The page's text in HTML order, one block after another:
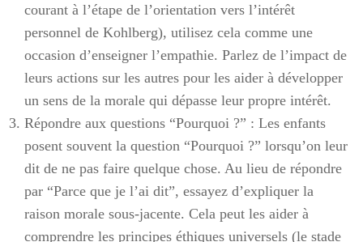
courant à l’étape de l’orientation vers l’intérêt
personnel de Kohlberg), utilisez cela comme une
occasion d’enseigner l’empathie. Parlez de l’impact de
leurs actions sur les autres pour les aider à développer
un sens de la morale qui dépasse leur propre intérêt.
Répondre aux questions “Pourquoi ?” : Les enfants
posent souvent la question “Pourquoi ?” lorsqu’on leur
dit de ne pas faire quelque chose. Au lieu de répondre
par “Parce que je l’ai dit”, essayez d’expliquer la
raison morale sous-jacente. Cela peut les aider à
comprendre les principes éthiques universels (le stade